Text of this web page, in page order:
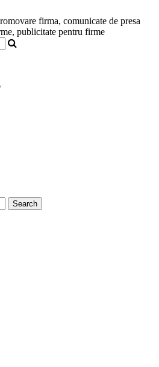
firma, comunicate de presa
publicitate pentru firme